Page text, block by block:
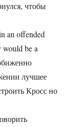
чтобы
an offended
would be a
лучшее
Кросс но